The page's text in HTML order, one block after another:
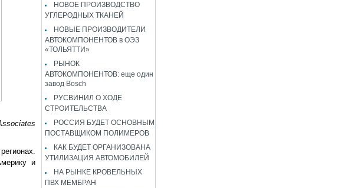
и
НОВОЕ ПРОИЗВОДСТВО
УГЛЕРОДНЫХ ТКАНЕЙ
НОВЫЕ ПРОИЗВОДИТЕЛИ
АВТОКОМПОНЕНТОВ в ОЭЗ
«ТОЛЬЯТТИ»
РЫНОК
АВТОКОМПОНЕНТОВ: еще один
завод Bosch
РУСВИНИЛ О ХОДЕ
СТРОИТЕЛЬСТВА
РОССИЯ БУДЕТ ОСНОВНЫМ
ПОСТАВЩИКОМ ПОЛИМЕРОВ
КАК БУДЕТ ОРГАНИЗОВАНА
УТИЛИЗАЦИЯ АВТОМОБИЛЕЙ
НА РЫНКЕ КРОВЕЛЬНЫХ
ПВХ МЕМБРАН